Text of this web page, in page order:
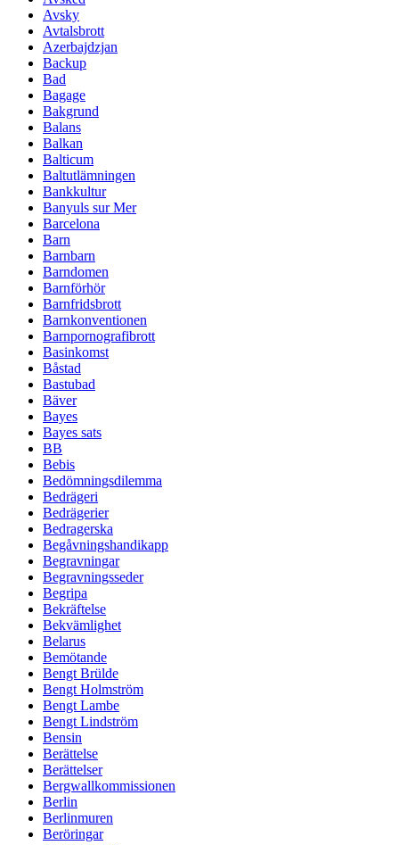
Avsky
Avtalsbrott
Azerbajdzjan
Backup
Bad
Bagage
Bakgrund
Balans
Balkan
Balticum
Baltutlämningen
Bankkultur
Banyuls sur Mer
Barcelona
Barn
Barnbarn
Barndomen
Barnförhör
Barnfridsbrott
Barnkonventionen
Barnpornografibrott
Basinkomst
Båstad
Bastubad
Bäver
Bayes
Bayes sats
BB
Bebis
Bedömningsdilemma
Bedrägeri
Bedrägerier
Bedragerska
Begåvningshandikapp
Begravningar
Begravningsseder
Begripa
Bekräftelse
Bekvämlighet
Belarus
Bemötande
Bengt Brülde
Bengt Holmström
Bengt Lambe
Bengt Lindström
Bensin
Berättelse
Berättelser
Bergwallkommissionen
Berlin
Berlinmuren
Beröringar